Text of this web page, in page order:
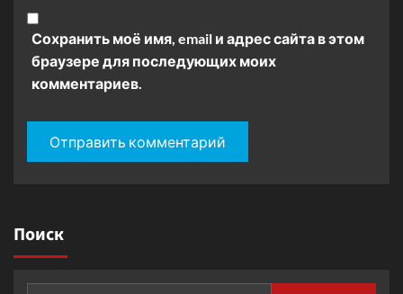
Сохранить моё имя, email и адрес сайта в этом
браузере для последующих моих
комментариев.
Поиск